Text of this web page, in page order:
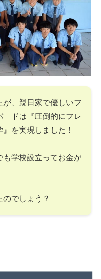
、親日家で優しいフ
ードは『圧倒的にフレ
を実現しました！
も学校設立ってお金が
のでしょう？